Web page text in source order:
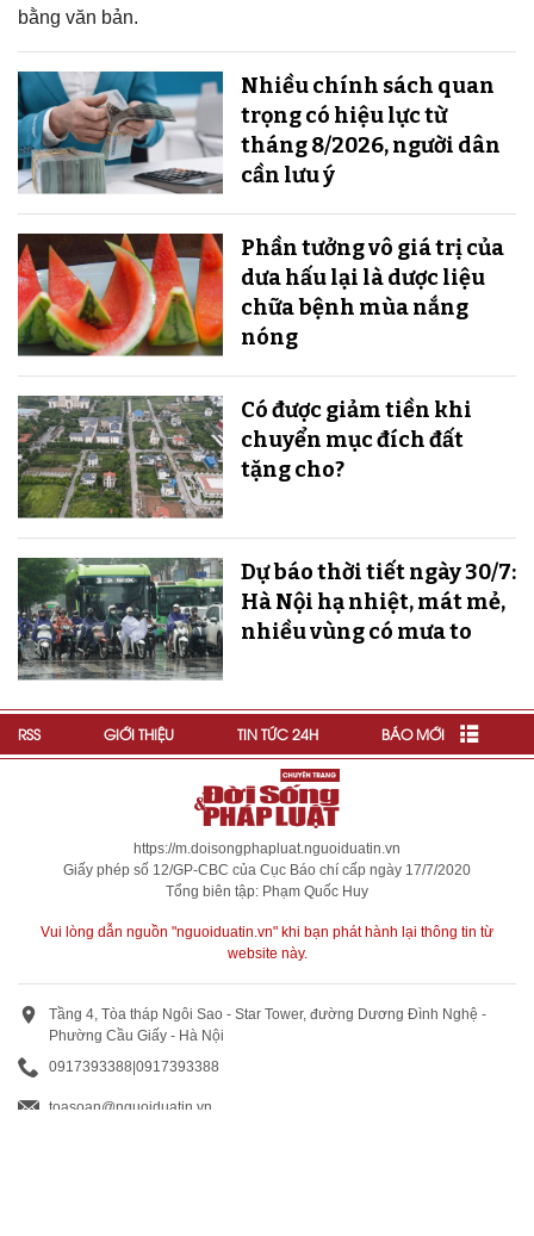
bằng văn bản.
Nhiều chính sách quan
trọng có hiệu lực từ
tháng 8/2026, người dân
cần lưu ý
Phần tưởng vô giá trị của
dưa hấu lại là dược liệu
chữa bệnh mùa nắng
nóng
Có được giảm tiền khi
chuyển mục đích đất
tặng cho?
Dự báo thời tiết ngày 30/7:
Hà Nội hạ nhiệt, mát mẻ,
nhiều vùng có mưa to
RSS GIỚI THIỆU TIN TỨC 24H BÁO MỚI
https://m.doisongphapluat.nguoiduatin.vn
Giấy phép số 12/GP-CBC của Cục Báo chí cấp ngày 17/7/2020
Tổng biên tập: Phạm Quốc Huy
Vui lòng dẫn nguồn "nguoiduatin.vn" khi bạn phát hành lại thông tin từ
website này.
Tầng 4, Tòa tháp Ngôi Sao - Star Tower, đường Dương Đình Nghệ -
Phường Cầu Giấy - Hà Nội
0917393388|0917393388
toasoan@nguoiduatin.vn